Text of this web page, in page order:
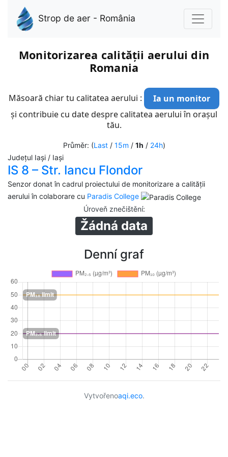
Strop de aer - România
Monitorizarea calității aerului din
Romania
Măsoară chiar tu calitatea aerului :
Ia un monitor
și contribuie cu date despre calitatea aerului în orașul
tău.
Průměr: (Last/ 15m / 1h / 24h)
Județul Iași / Iași
IS 8 – Str. Iancu Flondor
Senzor donat în cadrul proiectului de monitorizare a calității
aerului în colaborare cu Paradis College
Úroveň znečištění:
Žádná data
Denní graf
Vytvořenoaqi.eco.